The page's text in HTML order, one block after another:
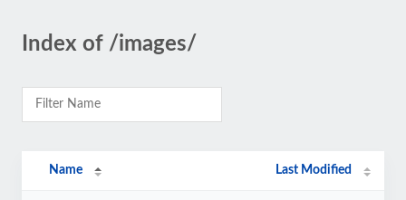
Index of /images/
Name Last Modified